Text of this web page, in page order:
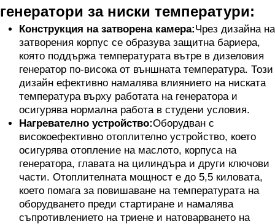
генератори за ниски температури:
Конструкция на затворена камера:Чрез дизайна на
затворения корпус се образува защитна бариера,
която поддържа температурата вътре в дизеловия
генератор по-висока от външната температура. Този
дизайн ефективно намалява влиянието на ниската
температура върху работата на генератора и
осигурява нормална работа в студени условия.
Нагревателно устройство:Оборудван с
високоефективно отоплително устройство, което
осигурява отопление на маслото, корпуса на
генератора, главата на цилиндъра и други ключови
части. Отоплителната мощност е до 5,5 киловата,
което помага за повишаване на температурата на
оборудването преди стартиране и намалява
съпротивлението на триене и натоварването на